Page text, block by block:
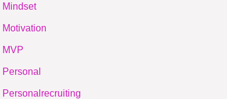
Mindset
Motivation
MVP
Personal
Personalrecruiting